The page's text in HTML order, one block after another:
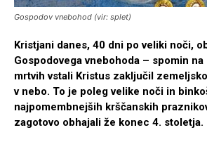
Gospodov vnebohod (vir: splet)
Kristjani danes, 40 dni po veliki noči,
Gospodovega vnebohoda – spomin
mrtvih vstali Kristus zaključil
v nebo. To je poleg velike noči in
najpomembnejših krščanskih
zagotovo obhajali že konec 4. stoletja.